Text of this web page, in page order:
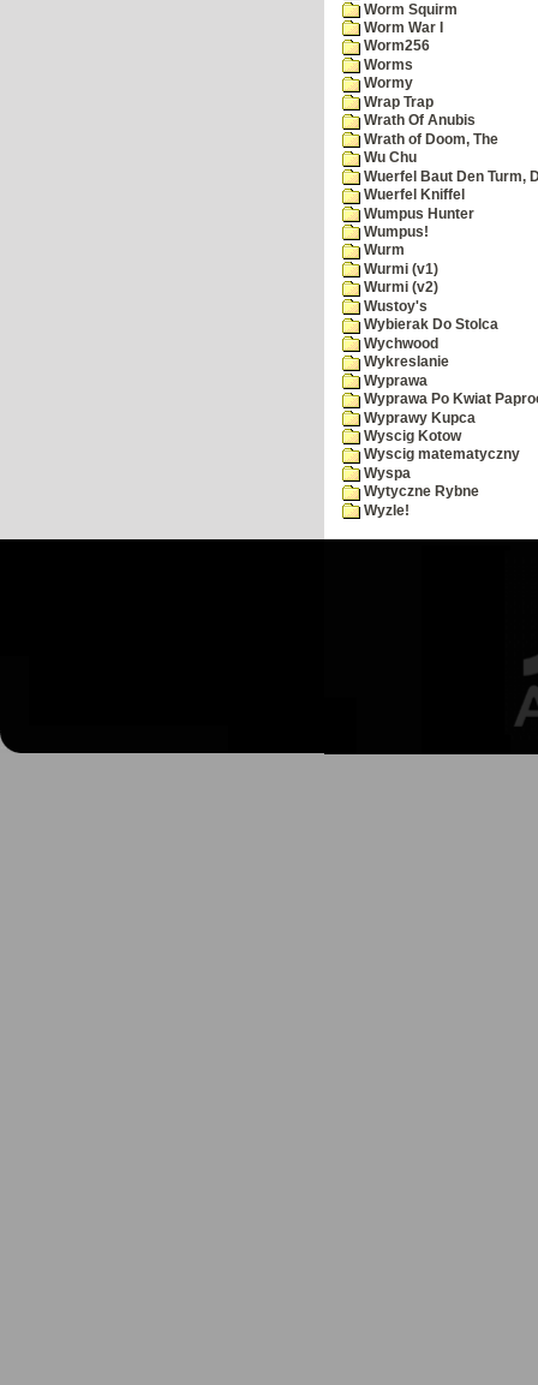
Worm Squirm
Worm War I
Worm256
Worms
Wormy
Wrap Trap
Wrath Of Anubis
Wrath of Doom, The
Wu Chu
Wuerfel Baut Den Turm,
Wuerfel Kniffel
Wumpus Hunter
Wumpus!
Wurm
Wurmi (v1)
Wurmi (v2)
Wustoy's
Wybierak Do Stolca
Wychwood
Wykreslanie
Wyprawa
Wyprawa Po Kwiat
Wyprawy Kupca
Wyscig Kotow
Wyscig matematyczny
Wyspa
Wytyczne Rybne
Wyzle!